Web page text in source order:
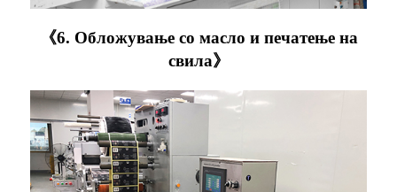
《6. Обложување со масло и печатење на
свила》